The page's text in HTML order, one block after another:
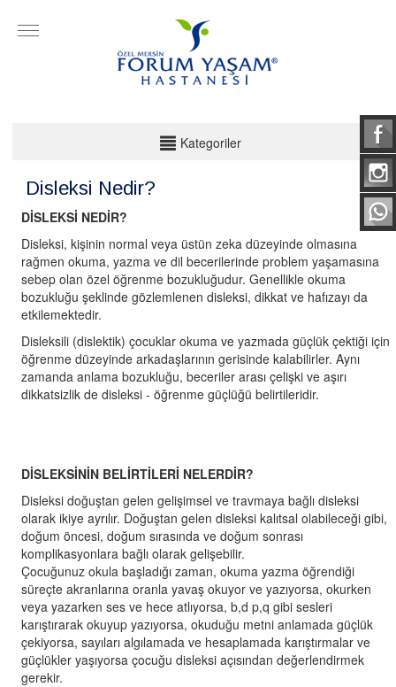
Çocuk Hastalıkları
Kadın Sağlığı ve Hastalıkları
Cildiye
KBB
Ortopedi ve Travmatoloji
Kategoriler
Disleksi Nedir?
DİSLEKSİ NEDİR?
Disleksi, kişinin normal veya üstün zeka düzeyinde olmasına
rağmen okuma, yazma ve dil becerilerinde problem yaşamasına
sebep olan özel öğrenme bozukluğudur. Genellikle okuma
bozukluğu şeklinde gözlemlenen disleksi, dikkat ve hafızayı da
etkilemektedir.
Disleksili (dislektik) çocuklar okuma ve yazmada güçlük çektiği için
öğrenme düzeyinde arkadaşlarının gerisinde kalabilirler. Aynı
zamanda anlama bozukluğu, beceriler arası çelişki ve aşırı
dikkatsizlik de disleksi - öğrenme güçlüğü belirtileridir.
DİSLEKSİNİN BELİRTİLERİ NELERDİR?
Disleksi doğuştan gelen gelişimsel ve travmaya bağlı disleksi
olarak ikiye ayrılır. Doğuştan gelen disleksi kalıtsal olabileceği gibi,
doğum öncesi, doğum sırasında ve doğum sonrası
komplikasyonlara bağlı olarak gelişebilir.
Çocuğunuz okula başladığı zaman, okuma yazma öğrendiği
süreçte akranlarına oranla yavaş okuyor ve yazıyorsa, okurken
veya yazarken ses ve hece atlıyorsa, b,d p,q gibi sesleri
karıştırarak okuyup yazıyorsa, okuduğu metni anlamada güçlük
çekiyorsa, sayıları algılamada ve hesaplamada karıştırmalar ve
güçlükler yaşıyorsa çocuğu disleksi açısından değerlendirmek
gerekir.